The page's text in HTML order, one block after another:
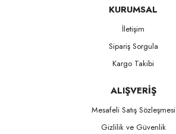
KURUMSAL
İletişim
Sipariş Sorgula
Kargo Takibi
ALIŞVERİŞ
Mesafeli Satış Sözleşmesi
Gizlilik ve Güvenlik